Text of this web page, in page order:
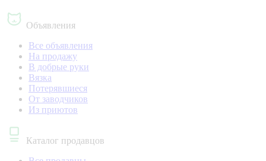
Объявления
Все объявления
На продажу
В добрые руки
Вязка
Потерявшиеся
От заводчиков
Из приютов
Каталог продавцов